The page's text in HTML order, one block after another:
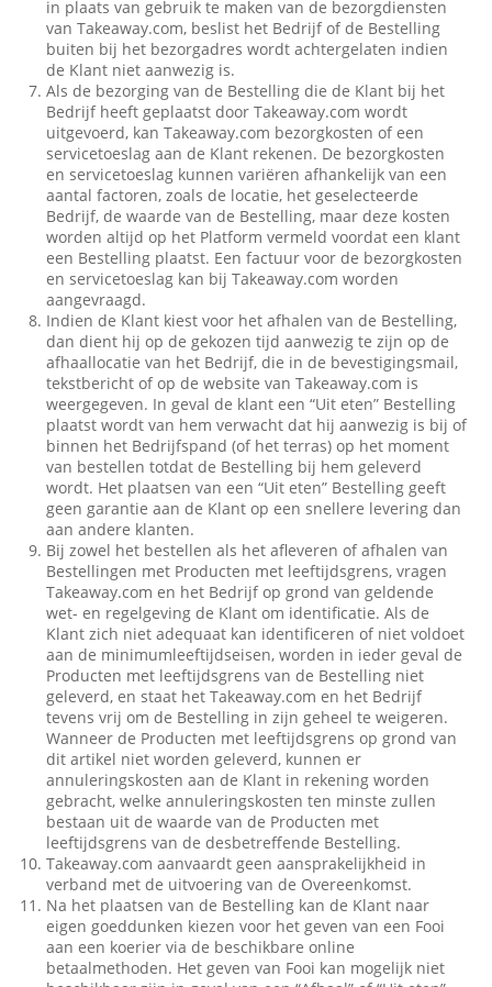
in plaats van gebruik te maken van de bezorgdiensten
van Takeaway.com, beslist het Bedrijf of de Bestelling
buiten bij het bezorgadres wordt achtergelaten indien
de Klant niet aanwezig is.
Als de bezorging van de Bestelling die de Klant bij het
Bedrijf heeft geplaatst door Takeaway.com wordt
uitgevoerd, kan Takeaway.com bezorgkosten of een
servicetoeslag aan de Klant rekenen. De bezorgkosten
en servicetoeslag kunnen variëren afhankelijk van een
aantal factoren, zoals de locatie, het geselecteerde
Bedrijf, de waarde van de Bestelling, maar deze kosten
worden altijd op het Platform vermeld voordat een klant
een Bestelling plaatst. Een factuur voor de bezorgkosten
en servicetoeslag kan bij Takeaway.com worden
aangevraagd.
Indien de Klant kiest voor het afhalen van de Bestelling,
dan dient hij op de gekozen tijd aanwezig te zijn op de
afhaallocatie van het Bedrijf, die in de bevestigingsmail,
tekstbericht of op de website van Takeaway.com is
weergegeven. In geval de klant een “Uit eten” Bestelling
plaatst wordt van hem verwacht dat hij aanwezig is bij of
binnen het Bedrijfspand (of het terras) op het moment
van bestellen totdat de Bestelling bij hem geleverd
wordt. Het plaatsen van een “Uit eten” Bestelling geeft
geen garantie aan de Klant op een snellere levering dan
aan andere klanten.
Bij zowel het bestellen als het afleveren of afhalen van
Bestellingen met Producten met leeftijdsgrens, vragen
Takeaway.com en het Bedrijf op grond van geldende
wet- en regelgeving de Klant om identificatie. Als de
Klant zich niet adequaat kan identificeren of niet voldoet
aan de minimumleeftijdseisen, worden in ieder geval de
Producten met leeftijdsgrens van de Bestelling niet
geleverd, en staat het Takeaway.com en het Bedrijf
tevens vrij om de Bestelling in zijn geheel te weigeren.
Wanneer de Producten met leeftijdsgrens op grond van
dit artikel niet worden geleverd, kunnen er
annuleringskosten aan de Klant in rekening worden
gebracht, welke annuleringskosten ten minste zullen
bestaan uit de waarde van de Producten met
leeftijdsgrens van de desbetreffende Bestelling.
Takeaway.com aanvaardt geen aansprakelijkheid in
verband met de uitvoering van de Overeenkomst.
Na het plaatsen van de Bestelling kan de Klant naar
eigen goeddunken kiezen voor het geven van een Fooi
aan een koerier via de beschikbare online
betaalmethoden. Het geven van Fooi kan mogelijk niet